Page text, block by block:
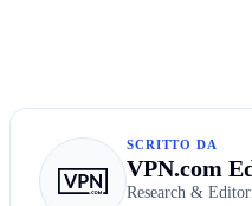
SCRITTO DA
VPN.com
Research &